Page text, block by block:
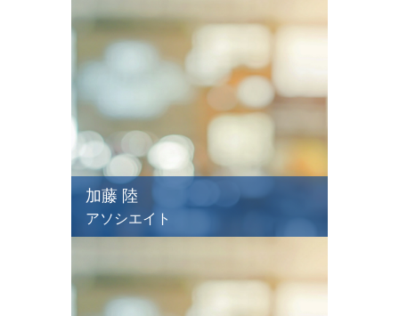
加藤 陸
アソシエイト